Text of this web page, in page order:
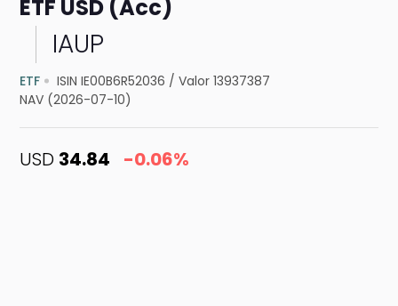
ETF USD (Acc)
IAUP
ETF ISIN IE00B6R52036 /Valor 13937387
NAV (2026-07-10)
USD 34.84 -0.06%